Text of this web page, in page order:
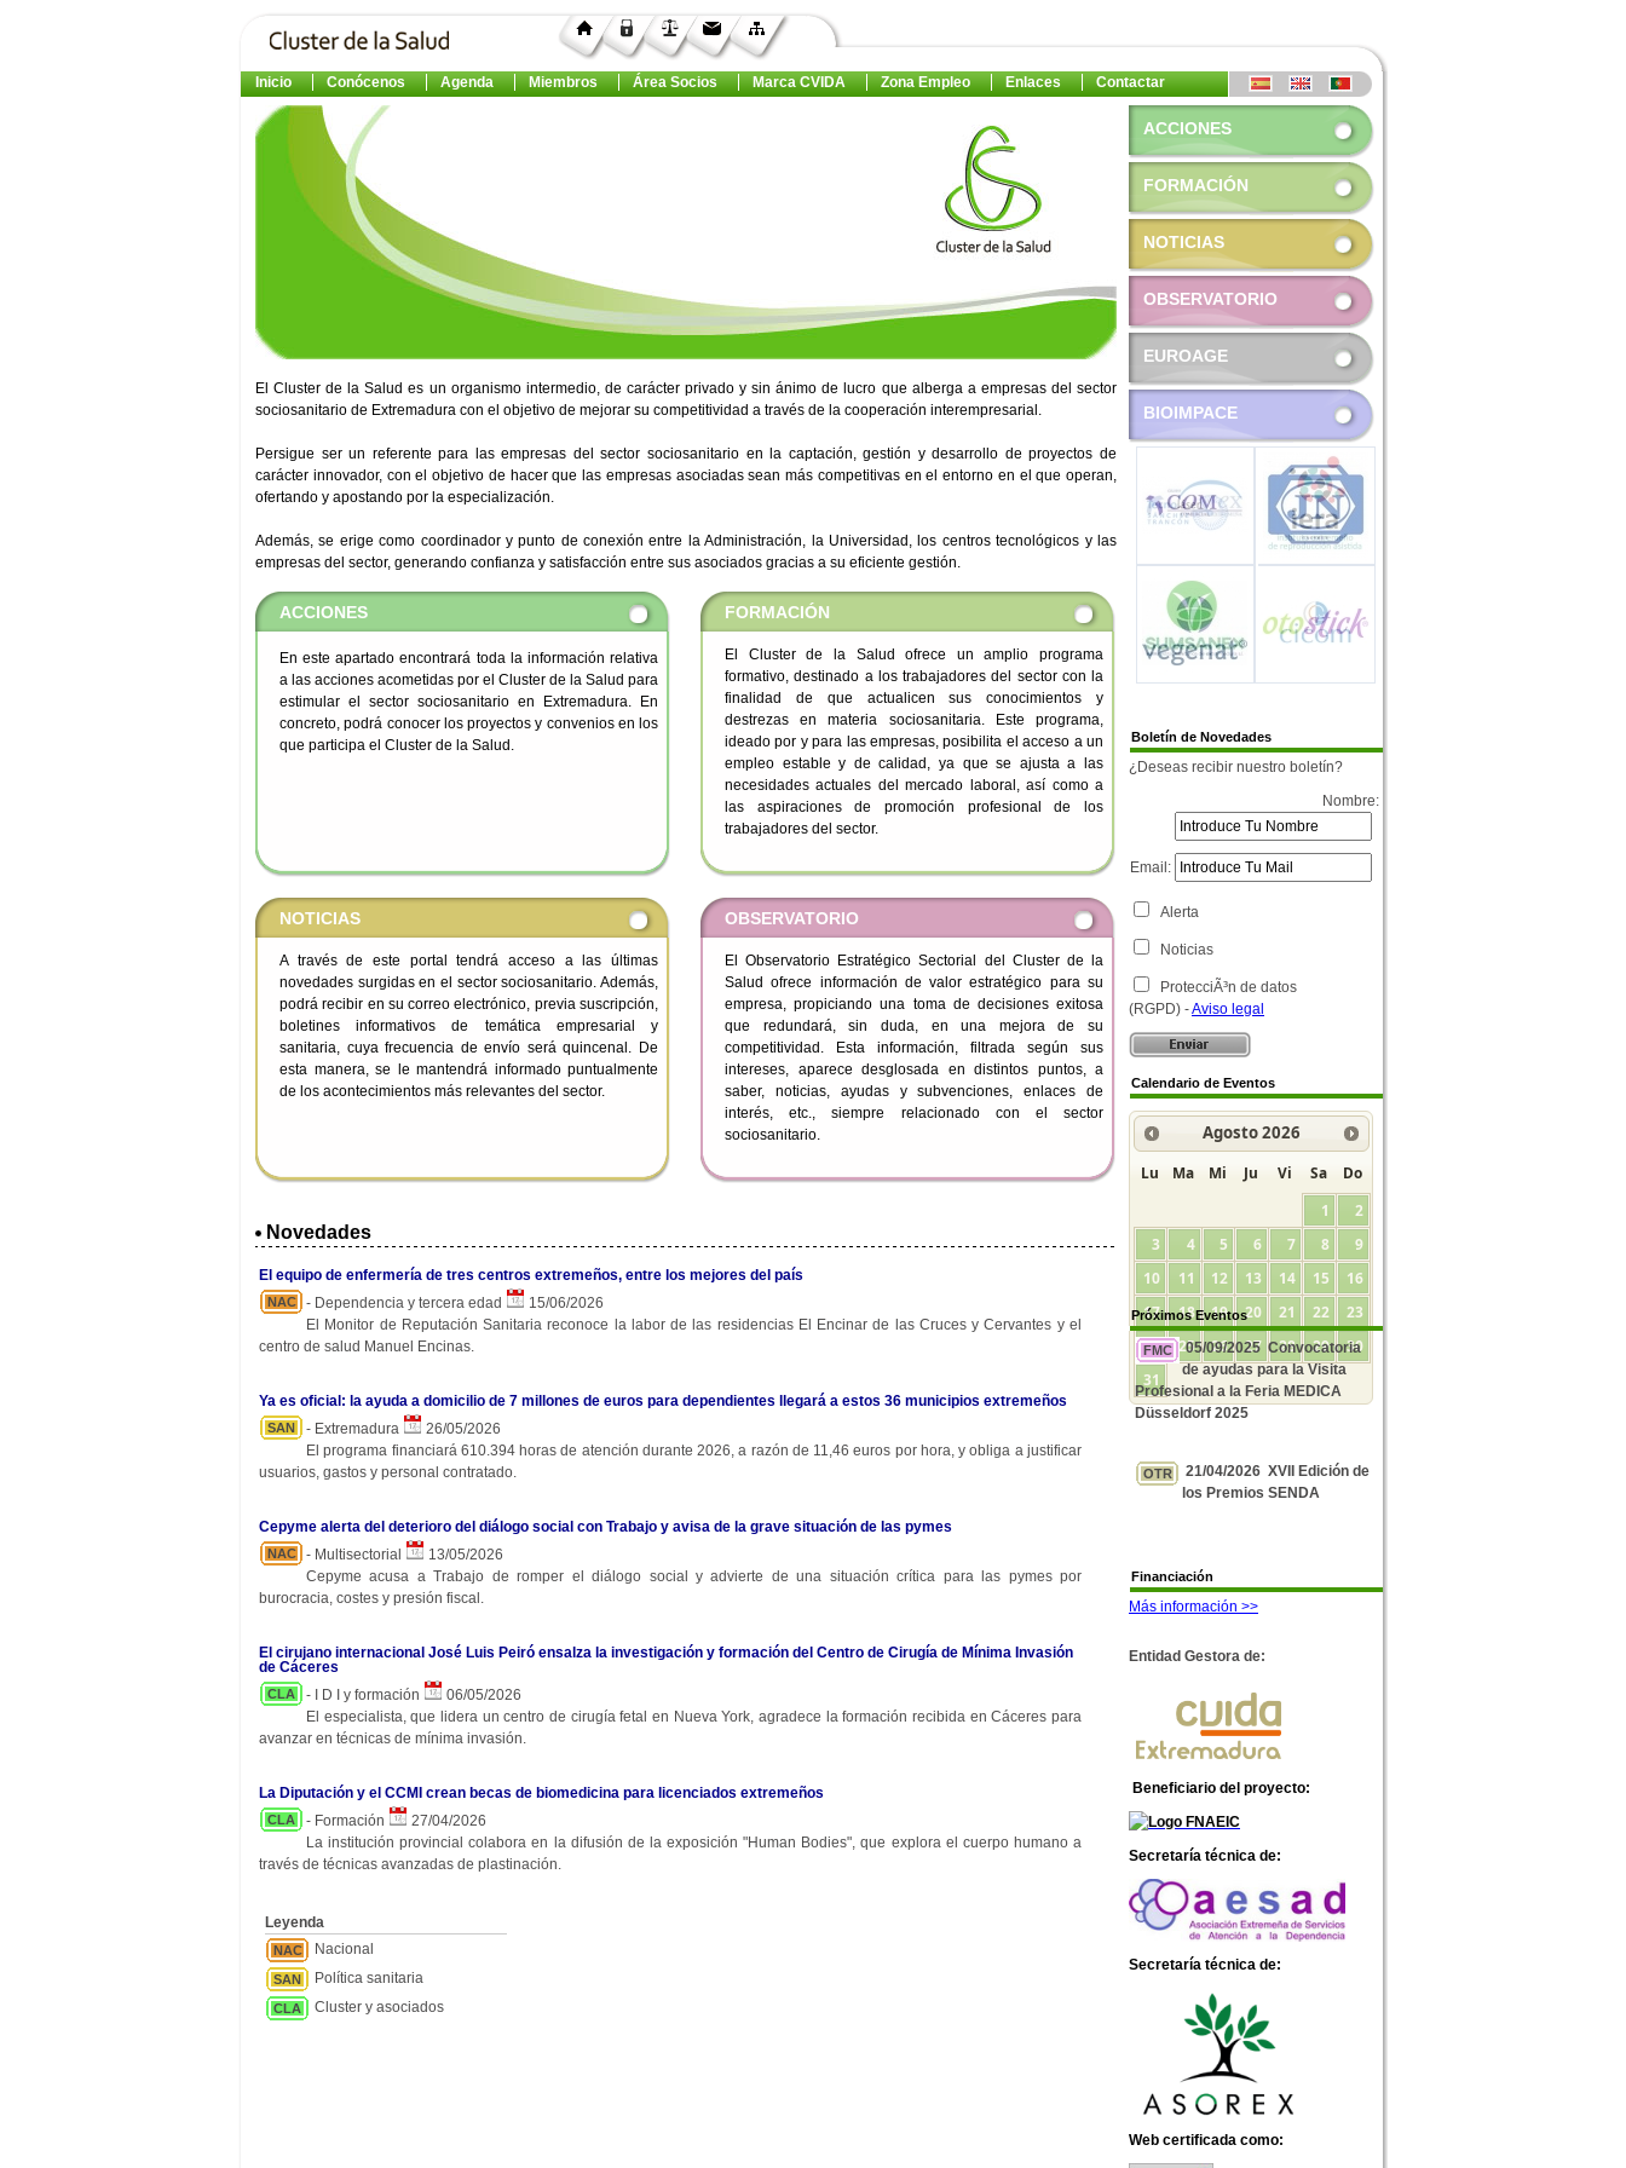
Inicio Conócenos Agenda Miembros Área Socios Marca CVIDA Zona Empleo Enlaces Contactar
El Cluster de la Salud es un organismo intermedio, de carácter privado y sin ánimo de lucro que alberga a empresas del sector
sociosanitario de Extremadura con el objetivo de mejorar su competitividad a través de la cooperación interempresarial.
Persigue ser un referente para las empresas del sector sociosanitario en la captación, gestión y desarrollo de proyectos de
carácter innovador, con el objetivo de hacer que las empresas asociadas sean más competitivas en el entorno en el que operan,
ofertando y apostando por la especialización.
Además, se erige como coordinador y punto de conexión entre la Administración, la Universidad, los centros tecnológicos y las
empresas del sector, generando confianza y satisfacción entre sus asociados gracias a su eficiente gestión.
ACCIONES
En este apartado encontrará toda la información relativa
a las acciones acometidas por el Cluster de la Salud para
estimular el sector sociosanitario en Extremadura. En
concreto, podrá conocer los proyectos y convenios en los
que participa el Cluster de la Salud.
FORMACIÓN
El Cluster de la Salud ofrece un amplio programa
formativo, destinado a los trabajadores del sector con la
finalidad de que actualicen sus conocimientos y
destrezas en materia sociosanitaria. Este programa,
ideado por y para las empresas, posibilita el acceso a un
empleo estable y de calidad, ya que se ajusta a las
necesidades actuales del mercado laboral, así como a
las aspiraciones de promoción profesional de los
trabajadores del sector.
NOTICIAS
A través de este portal tendrá acceso a las últimas
novedades surgidas en el sector sociosanitario. Además,
podrá recibir en su correo electrónico, previa suscripción,
boletines informativos de temática empresarial y
sanitaria, cuya frecuencia de envío será quincenal. De
esta manera, se le mantendrá informado puntualmente
de los acontecimientos más relevantes del sector.
OBSERVATORIO
El Observatorio Estratégico Sectorial del Cluster de la
Salud ofrece información de valor estratégico para su
empresa, propiciando una toma de decisiones exitosa
que redundará, sin duda, en una mejora de su
competitividad. Esta información, filtrada según sus
intereses, aparece desglosada en distintos puntos, a
saber, noticias, ayudas y subvenciones, enlaces de
interés, etc., siempre relacionado con el sector
sociosanitario.
Novedades
El equipo de enfermería de tres centros extremeños, entre los mejores del país
NAC - Dependencia y tercera edad
15/06/2026
El Monitor de Reputación Sanitaria reconoce la labor de las residencias El Encinar de las Cruces y Cervantes y el
centro de salud Manuel Encinas.
Ya es oficial: la ayuda a domicilio de 7 millones de euros para dependientes llegará a estos 36 municipios extremeños
SAN - Extremadura
26/05/2026
El programa financiará 610.394 horas de atención durante 2026, a razón de 11,46 euros por hora, y obliga a justificar
usuarios, gastos y personal contratado.
Cepyme alerta del deterioro del diálogo social con Trabajo y avisa de la grave situación de las pymes
NAC - Multisectorial
13/05/2026
Cepyme acusa a Trabajo de romper el diálogo social y advierte de una situación crítica para las pymes por
burocracia, costes y presión fiscal.
El cirujano internacional José Luis Peiró ensalza la investigación y formación del Centro de Cirugía de Mínima Invasión
de Cáceres
CLA - I D I y formación
06/05/2026
El especialista, que lidera un centro de cirugía fetal en Nueva York, agradece la formación recibida en Cáceres para
avanzar en técnicas de mínima invasión.
La Diputación y el CCMI crean becas de biomedicina para licenciados extremeños
CLA - Formación
27/04/2026
La institución provincial colabora en la difusión de la exposición "Human Bodies", que explora el cuerpo humano a
través de técnicas avanzadas de plastinación.
Leyenda
NAC Nacional
SAN Política sanitaria
CLA Cluster y asociados
ACCIONES
FORMACIÓN
NOTICIAS
OBSERVATORIO
EUROAGE
BIOIMPACE
Boletín de Novedades
¿Deseas recibir nuestro boletín?
Nombre:
Email:
Alerta
Noticias
ProtecciÃ³n de datos
(RGPD) -Aviso legal
Calendario de Eventos
Agosto2026
Lu Ma Mi Ju Vi Sa
Do
1
2
3
4 5 6 7 8
9
10
11 12 13 14 15
16
17
18 19 20 21 22
23
24
25 26 27 28 29
30
31
Próximos Eventos
FMC
05/09/2025 Convocatoria
de ayudas para la Visita
Profesional a la Feria MEDICA
Düsseldorf 2025
OTR
21/04/2026 XVII Edición de
los Premios SENDA
Financiación
Más información >>
Entidad Gestora de:
Beneficiario del proyecto:
Secretaría técnica de:
Secretaría técnica de:
Web certificada como: